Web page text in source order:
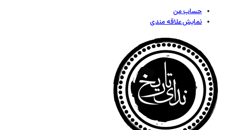
حساب من
نمایش علاقه مندی